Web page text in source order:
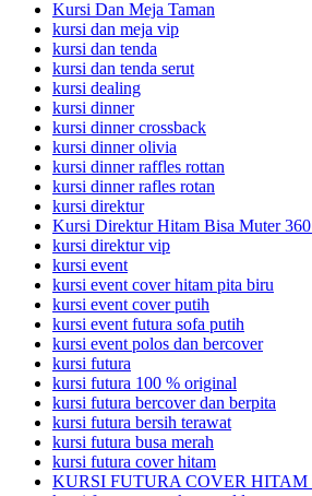
Kursi Dan Meja Taman
kursi dan meja vip
kursi dan tenda
kursi dan tenda serut
kursi dealing
kursi dinner
kursi dinner crossback
kursi dinner olivia
kursi dinner raffles rottan
kursi dinner rafles rotan
kursi direktur
Kursi Direktur Hitam Bisa Muter
kursi direktur vip
kursi event
kursi event cover hitam pita biru
kursi event cover putih
kursi event futura sofa putih
kursi event polos dan bercover
kursi futura
kursi futura 100 % original
kursi futura bercover dan berpita
kursi futura bersih terawat
kursi futura busa merah
kursi futura cover hitam
KURSI FUTURA COVER HITAM